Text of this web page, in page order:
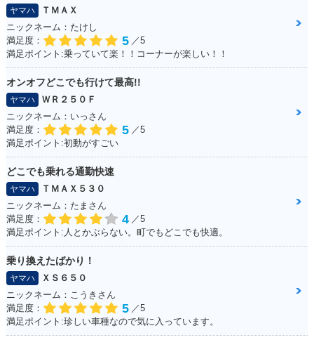
2003年 WR450F
ヤマハ
ＴＭＡＸ
ニックネーム：たけし
満足度：
5 ／5
満足ポイント:乗っていて楽！！コーナーが楽しい！！
オンオフどこでも行けて最高!!
ヤマハ
ＷＲ２５０Ｆ
ニックネーム：いっさん
満足度：
5 ／5
満足ポイント:初動がすごい
どこでも乗れる通勤快速
ヤマハ
ＴＭＡＸ５３０
ニックネーム：たまさん
満足度：
4 ／5
満足ポイント:人とかぶらない。町でもどこでも快適。
乗り換えたばかり！
ヤマハ
ＸＳ６５０
ニックネーム：こうきさん
満足度：
5 ／5
満足ポイント:珍しい車種なので気に入っています。